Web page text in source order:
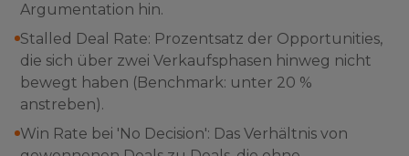
Argumentation hin.
Stalled Deal Rate: Prozentsatz der Opportunities,
die sich über zwei Verkaufsphasen hinweg nicht
bewegt haben (Benchmark: unter 20 %
anstreben).
Win Rate bei 'No Decision': Das Verhältnis von